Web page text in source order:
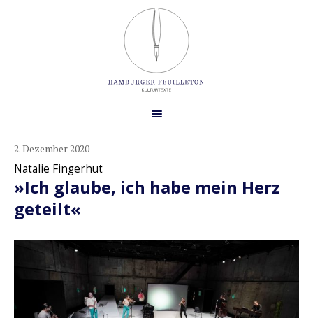
2. Dezember 2020
Natalie Fingerhut
»Ich glaube, ich habe mein Herz
geteilt«